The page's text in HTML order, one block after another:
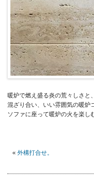
暖炉で燃え盛る炎の荒々しさと
混ざり合い、いい雰囲気の暖炉
ソファに座って暖炉の火を楽し
« 外構打合せ。